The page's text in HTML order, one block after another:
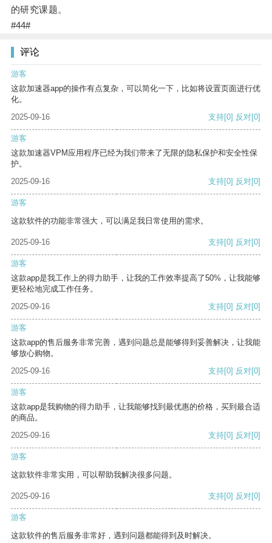
的研究课题。
#44#
评论
游客
这款加速器app的操作有点复杂，可以简化一下，比如将设置页面进行优
化。
2025-09-16
支持[0] 反对[0]
游客
这款加速器VPM应用程序已经为我们带来了无限的隐私保护和安全性保
护。
2025-09-16
支持[0] 反对[0]
游客
这款软件的功能非常强大，可以满足我日常使用的需求。
2025-09-16 支持[0] 反对[0]
游客
这款app是我工作上的得力助手，让我的工作效率提高了50%，让我能够
更轻松地完成工作任务。
2025-09-16
支持[0] 反对[0]
游客
这款app的售后服务非常完善，遇到问题总是能够得到妥善解决，让我能
够放心购物。
2025-09-16
支持[0] 反对[0]
游客
这款app是我购物的得力助手，让我能够找到最优惠的价格，买到最合适
的商品。
2025-09-16
支持[0] 反对[0]
游客
这款软件非常实用，可以帮助我解决很多问题。
2025-09-16 支持[0] 反对[0]
游客
这款软件的售后服务非常好，遇到问题都能得到及时解决。